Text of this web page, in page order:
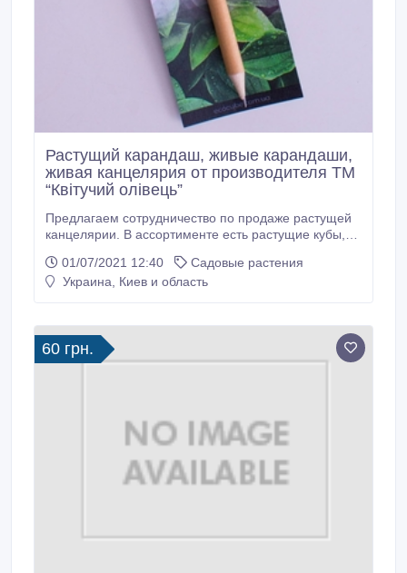
Растущий карандаш, живые карандаши,
живая канцелярия от производителя ТМ
“Квітучий олівець”
Предлагаем сотрудничество по продаже растущей
канцелярии. В ассортименте есть растущие кубы,
ель, подарочные наборы с фитолампами,
растущими открытками, мылом ручной работы,
которые можно посадить в землю и вырастить
разнообразные растения: помидор, гранат, мимоза,
маргаритки, васильки, мак, салат, морковь,
01/07/2021 12:40
Садовые растения
Украина, Киев и область
60 грн.